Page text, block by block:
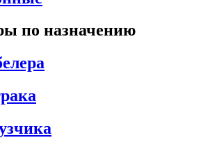
по назначению